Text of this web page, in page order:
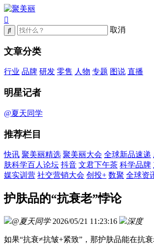
取消
文章分类
行业 品牌 研发 零售 人物 专题 图说 直播
明星记者
@夏天同学
推荐栏目
快讯 聚美丽精选 聚美丽大会 全球新品速递
肤科学百人论坛 抖音 文君下午茶 科学品牌
媒实训营 社交营销大会 创投+ 数聚 全球资
护肤品的“抗衰老”悖论
@夏天同学 2026/05/21 11:23:16 深度
如果“抗衰≠抗皱+紧致”，那护肤品能在抗